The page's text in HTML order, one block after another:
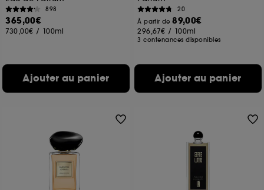
898
365,00€
730,00€ / 100ml
Ajouter au panier
20
À partir de89,00€
296,67€ / 100ml
3 contenances disponibles
Ajouter au panier